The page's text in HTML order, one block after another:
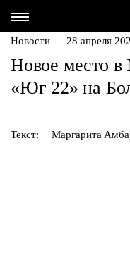
Новости — 28 апреля
Новое место в
«Юг 22» на
Текст: Маргарита